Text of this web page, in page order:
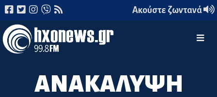
Ακούστε ζωντανά
ΑΝΑΚΑΛΥΨΗ